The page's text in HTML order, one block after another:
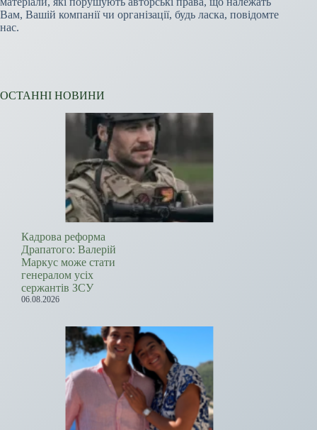
Вам, Вашій компанії чи організації, будь ласка, повідомте
нас.
ОСТАННІ НОВИНИ
Кадрова реформа
Драпатого: Валерій
Маркус може стати
генералом усіх
сержантів ЗСУ
06.08.2026